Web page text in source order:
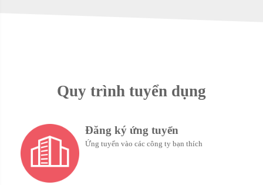
Quy trình tuyển dụng
Đăng ký ứng tuyển
Ứng tuyển vào các công ty bạn thích